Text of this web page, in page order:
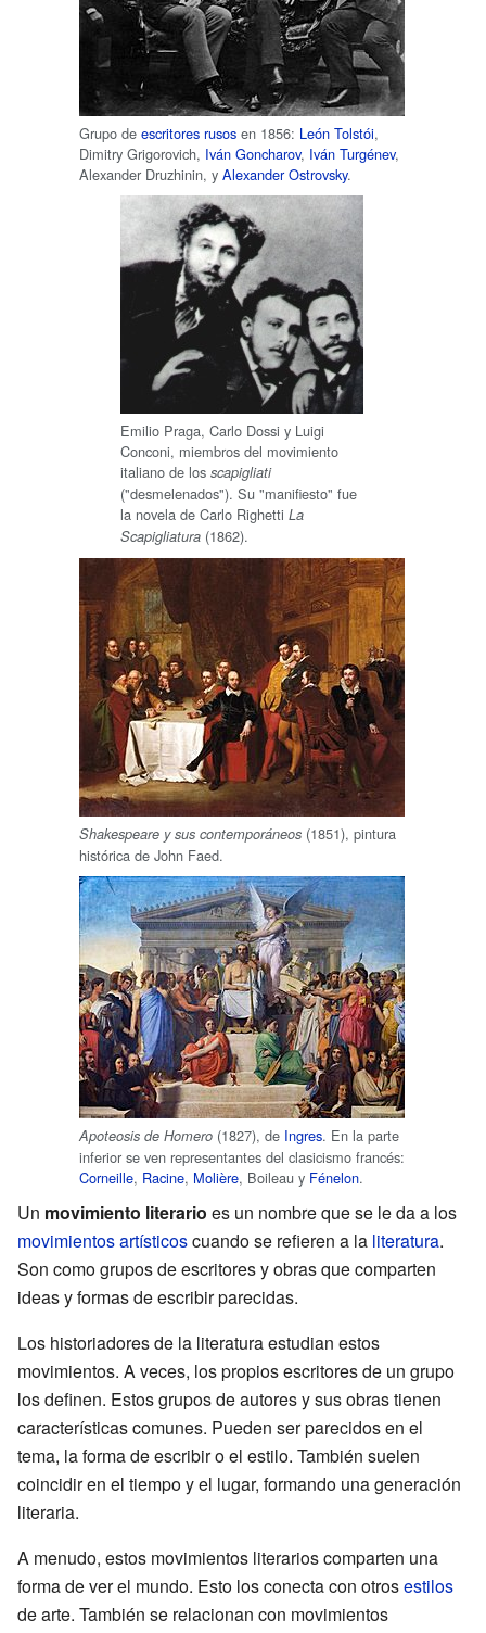
Grupo de escritores rusos en 1856: León Tolstói,
Dimitry Grigorovich, Iván Goncharov, Iván Turgénev,
Alexander Druzhinin, y Alexander Ostrovsky.
Emilio Praga, Carlo Dossi y Luigi
Conconi, miembros del movimiento
italiano de los scapigliati
("desmelenados"). Su "manifiesto" fue
la novela de Carlo Righetti La
Scapigliatura (1862).
Shakespeare y sus contemporáneos (1851), pintura
histórica de John Faed.
Apoteosis de Homero (1827), de Ingres. En la parte
inferior se ven representantes del clasicismo francés:
Corneille, Racine, Molière, Boileau y Fénelon.
Un movimiento literario es un nombre que se le da a los
movimientos artísticoscuando se refieren a la literatura.
Son como grupos de escritores y obras que comparten
ideas y formas de escribir parecidas.
Los historiadores de la literatura estudian estos
movimientos. A veces, los propios escritores de un grupo
los definen. Estos grupos de autores y sus obras tienen
características comunes. Pueden ser parecidos en el
tema, la forma de escribir o el estilo. También suelen
coincidir en el tiempo y el lugar, formando una generación
literaria.
A menudo, estos movimientos literarios comparten una
forma de ver el mundo. Esto los conecta con otrosestilos
de arte. También se relacionan con movimientos